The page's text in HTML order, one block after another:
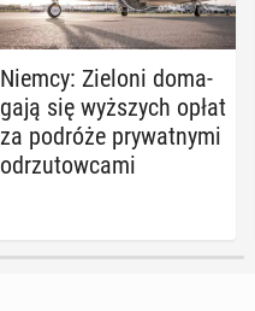
Niemcy: Zieloni do­ma­
ga­ją się wyż­szych opłat
za podróże pry­wat­ny­mi
od­rzu­tow­ca­mi